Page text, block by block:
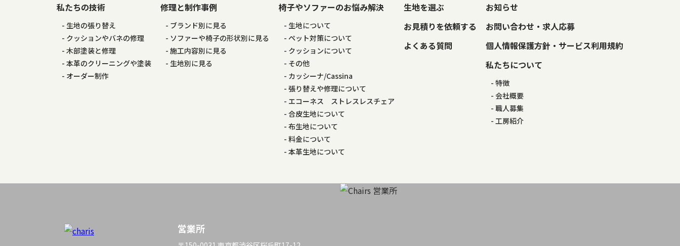
ゲ
ー
シ
私たちの技術
生地の張り替え
クッションやバネの修理
木部塗装と修理
本革のクリーニングや塗装
オーダー制作
修理と制作事例
ブランド別に見る
ソファーや椅子の形状別に見る
施工内容別に見る
生地別に見る
椅子やソファーのお悩み解決
生地について
ペット対策について
クッションについて
その他
カッシーナ/Cassina
張り替えや修理について
エコーネス ストレスレスチェア
合皮生地について
布生地について
料金について
本革生地について
生地を選ぶ
お見積りを依頼する
よくある質問
お知らせ
お問い合わせ・求人応募
個人情報保護方針・サービス利用規約
私たちについて
特徴
会社概要
職人募集
工房紹介
営業所